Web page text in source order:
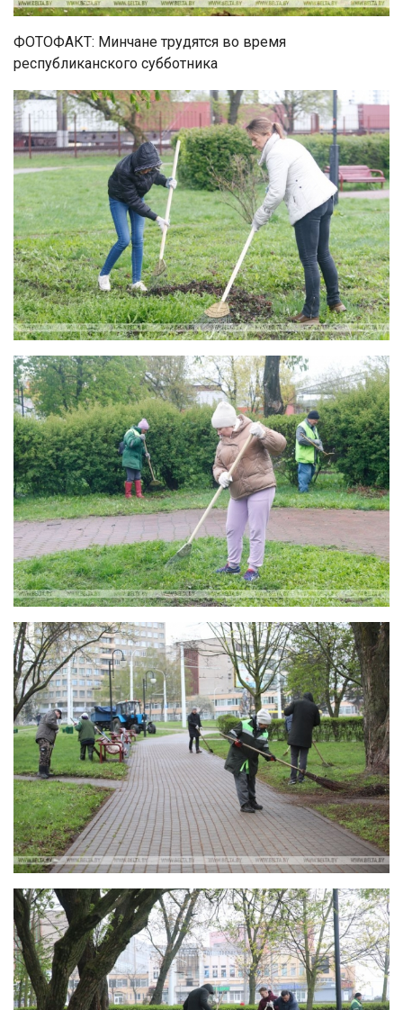
ФОТОФАКТ: Минчане трудятся во время
республиканского субботника